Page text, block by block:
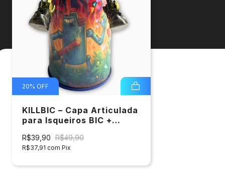
20% OFF
KILLBIC – Capa Articulada
para Isqueiros BIC +
R$39,90 R$49,90
R$37,91 com Pix